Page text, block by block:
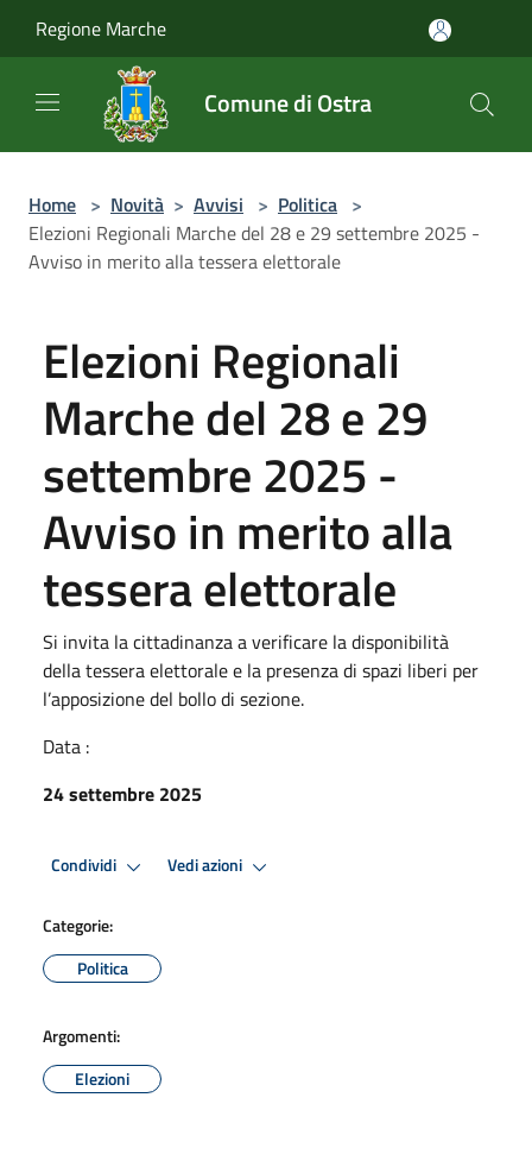
Regione Marche
Comune di Ostra
Home > Novità > Avvisi > Politica >
Elezioni Regionali Marche del 28 e 29 settembre 2025 -
Avviso in merito alla tessera elettorale
Elezioni Regionali
Marche del 28 e 29
settembre 2025 -
Avviso in merito alla
tessera elettorale
Si invita la cittadinanza a verificare la disponibilità
della tessera elettorale e la presenza di spazi liberi per
l’apposizione del bollo di sezione.
Data :
24 settembre 2025
Condividi Vedi azioni
Categorie:
Politica
Argomenti:
Elezioni